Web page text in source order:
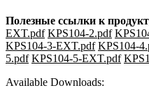
Полезные ссылки к
EXT.pdf KPS104-2.pdf
KPS104-3-EXT.pdf KPS104-
5.pdf KPS104-5-EXT.pdf
Available Downloads: